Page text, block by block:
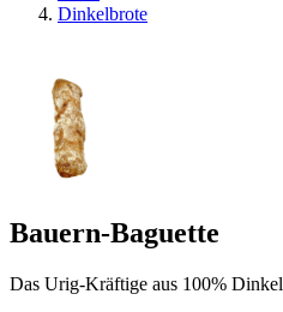
Dinkelbrote
Bauern-Baguette
Das Urig-Kräftige aus 100% Dinkel